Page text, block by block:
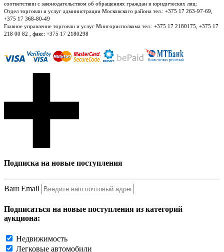
соответствии с законодательством об обращениях граждан и юридических лиц:
Отдел торговли и услуг администрации Московского района тел.: +375 17 263-97-69,
+375 17 368-80-49
Главное управление торговли и услуг Мингорисполкома тел.: +375 17 2180175, +375 17
218 00 82 , факс: +375 17 2180298
Подписка на новые поступления
Ваш Email
Подписаться на новые поступления из категорий
аукциона:
Недвижимость
Легковые автомобили